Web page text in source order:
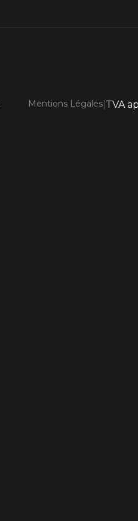
Mentions Légales TVA